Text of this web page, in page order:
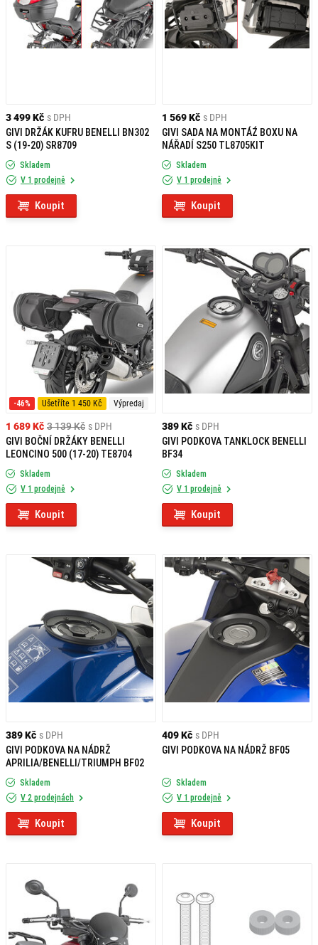
3 499 Kč s DPH
GIVI DRŽÁK KUFRU BENELLI BN302
S (19-20) SR8709
Skladem
V 1 prodejně
Koupit
1 569 Kč s DPH
GIVI SADA NA MONTÁŹ BOXU NA
NÁŘADÍ S250 TL8705KIT
Skladem
V 1 prodejně
Koupit
-46% Ušetříte 1 450 Kč Výpredaj
3 139 Kč
1 689 Kč
s DPH
GIVI BOČNÍ DRŽÁKY BENELLI
LEONCINO 500 (17-20) TE8704
Skladem
V 1 prodejně
Koupit
389 Kč s DPH
GIVI PODKOVA TANKLOCK BENELLI
BF34
Skladem
V 1 prodejně
Koupit
389 Kč s DPH
GIVI PODKOVA NA NÁDRŽ
APRILIA/BENELLI/TRIUMPH BF02
Skladem
V 2 prodejnách
Koupit
409 Kč s DPH
GIVI PODKOVA NA NÁDRŽ BF05
Skladem
V 1 prodejně
Koupit